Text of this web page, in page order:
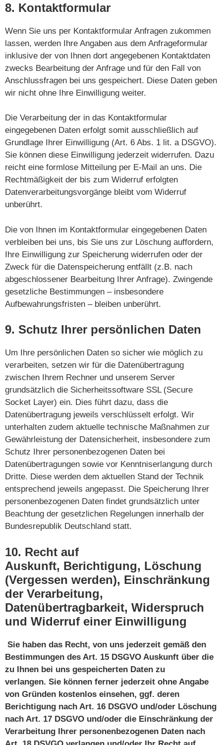
8. Kontaktformular
Wenn Sie uns per Kontaktformular Anfragen zukommen
lassen, werden Ihre Angaben aus dem Anfrageformular
inklusive der von Ihnen dort angegebenen Kontaktdaten
zwecks Bearbeitung der Anfrage und für den Fall von
Anschlussfragen bei uns gespeichert. Diese Daten geben
wir nicht ohne Ihre Einwilligung weiter.
Die Verarbeitung der in das Kontaktformular
eingegebenen Daten erfolgt somit ausschließlich auf
Grundlage Ihrer Einwilligung (Art. 6 Abs. 1 lit. a DSGVO).
Sie können diese Einwilligung jederzeit widerrufen. Dazu
reicht eine formlose Mitteilung per E-Mail an uns. Die
Rechtmäßigkeit der bis zum Widerruf erfolgten
Datenverarbeitungsvorgänge bleibt vom Widerruf
unberührt.
Die von Ihnen im Kontaktformular eingegebenen Daten
verbleiben bei uns, bis Sie uns zur Löschung auffordern,
Ihre Einwilligung zur Speicherung widerrufen oder der
Zweck für die Datenspeicherung entfällt (z.B. nach
abgeschlossener Bearbeitung Ihrer Anfrage). Zwingende
gesetzliche Bestimmungen – insbesondere
Aufbewahrungsfristen – bleiben unberührt.
9. Schutz Ihrer persönlichen Daten
Um Ihre persönlichen Daten so sicher wie möglich zu
verarbeiten, setzen wir für die Datenübertragung
zwischen Ihrem Rechner und unserem Server
grundsätzlich die Sicherheitssoftware SSL (Secure
Socket Layer) ein. Dies führt dazu, dass die
Datenübertragung jeweils verschlüsselt erfolgt. Wir
unterhalten zudem aktuelle technische Maßnahmen zur
Gewährleistung der Datensicherheit, insbesondere zum
Schutz Ihrer personenbezogenen Daten bei
Datenübertragungen sowie vor Kenntniserlangung durch
Dritte. Diese werden dem aktuellen Stand der Technik
entsprechend jeweils angepasst. Die Speicherung Ihrer
personenbezogenen Daten findet grundsätzlich unter
Beachtung der gesetzlichen Regelungen innerhalb der
Bundesrepublik Deutschland statt.
10. Recht auf
Auskunft, Berichtigung, Löschung
(Vergessen werden), Einschränkung
der Verarbeitung,
Datenübertragbarkeit, Widerspruch
und Widerruf einer Einwilligung
Sie haben das Recht, von uns jederzeit gemäß den
Bestimmungen des Art. 15 DSGVO Auskunft über die
zu Ihnen bei uns gespeicherten Daten zu
verlangen. Sie können ferner jederzeit ohne Angabe
von Gründen kostenlos einsehen, ggf. deren
Berichtigung nach Art. 16 DSGVO und/oder Löschung
nach Art. 17 DSGVO und/oder die Einschränkung der
Verarbeitung Ihrer personenbezogenen Daten nach